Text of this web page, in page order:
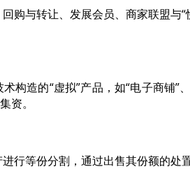
购与转让、发展会员、商家联盟与
构造的“虚拟”产品，如“电子商铺”
资。
行等份分割，通过出售其份额的处